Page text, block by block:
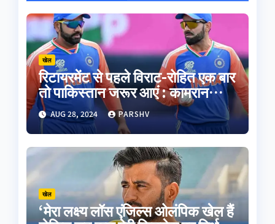
खेल
रिटायरमेंट से पहले विराट-रोहित एक बार
तो पाकिस्तान जरूर आएं : कामरान
अकमल
AUG 28, 2024 PARSHV
खेल
‘मेरा लक्ष्य लॉस एंजिल्स ओलंपिक खेल हैं